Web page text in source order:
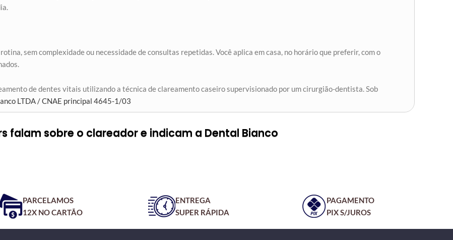
sem complexidade ou necessidade de consultas repetidas. Você aplica em casa, no horário que preferir, com o
de dentes vitais utilizando a técnica de clareamento caseiro supervisionado por um cirurgião-dentista. Sob
LTDA / CNAE principal 4645-1/03
falam sobre o clareador e indicam a Dental Bianco
PARCELAMOS
12X NO CARTÃO
ENTREGA
SUPER RÁPIDA
PAGAMENTO
PIX S/JUROS